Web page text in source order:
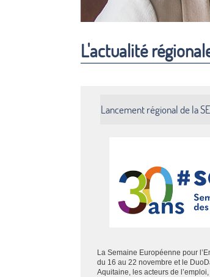
L'actualité
Lancement régional de la
La Semaine Européenne pour
du 16 au 22 novembre et le
Aquitaine, les acteurs de